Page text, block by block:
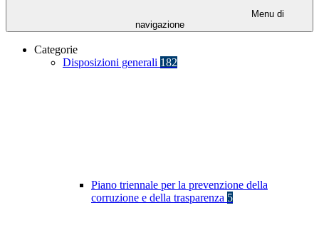
Menu di
navigazione
Categorie
Disposizioni generali 182
Piano triennale per la prevenzione della
corruzione e della trasparenza 5